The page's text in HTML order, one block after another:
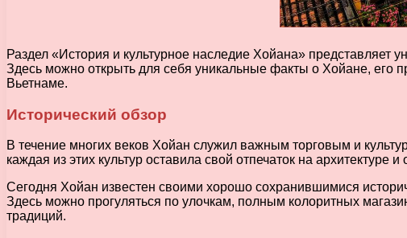
Раздел «История и культурное наследие Хойана» представляет
Здесь можно открыть для себя уникальные факты о Хойане, его
Вьетнаме.
Исторический обзор
В течение многих веков Хойан служил важным торговым и
каждая из этих культур оставила свой отпечаток на
Сегодня Хойан известен своими хорошо сохранившимися
Здесь можно прогуляться по улочкам, полным колоритных
традиций.